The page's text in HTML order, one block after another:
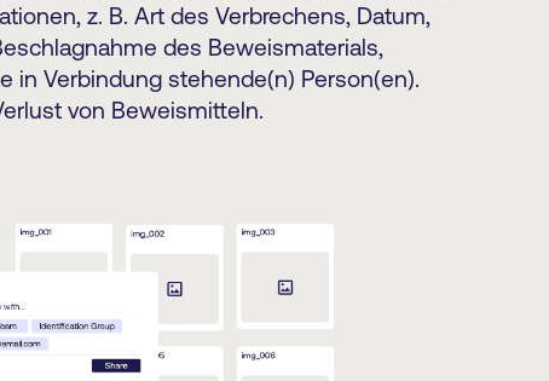
z. B. Art des Verbrechens, Datum,
des Beweismaterials,
in Verbindung stehende(n) Person(en).
von Beweismitteln.